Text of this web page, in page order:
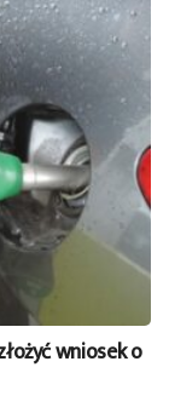
wniosek o